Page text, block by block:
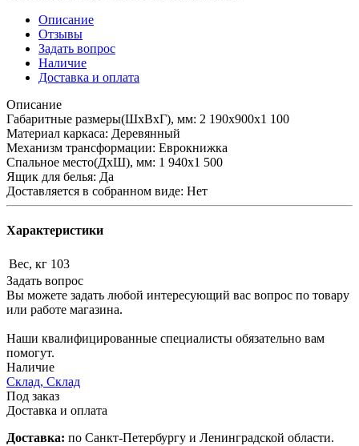
Описание
Отзывы
Задать вопрос
Наличие
Доставка и оплата
Описание
Габаритные размеры(ШхВхГ), мм: 2 190х900х1 100
Материал каркаса: Деревянный
Механизм трансформации: Еврокнижка
Спальное место(ДхШ), мм: 1 940х1 500
Ящик для белья: Да
Доставляется в собранном виде: Нет
Характеристики
Вес, кг 103
Задать вопрос
Вы можете задать любой интересующий вас вопрос по товару
или работе магазина.
Наши квалифицированные специалисты обязательно вам
помогут.
Наличие
Склад, Склад
Под заказ
Доставка и оплата
Доставка: по Санкт-Петербургу и Ленинградской области.